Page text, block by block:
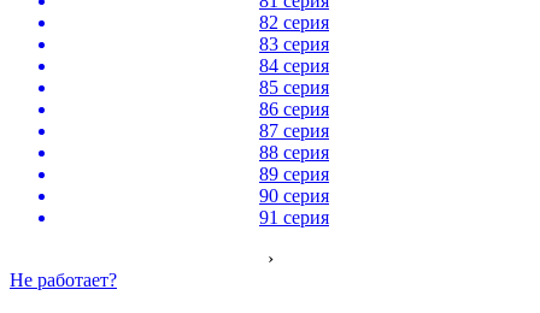
82 серия
83 серия
84 серия
85 серия
86 серия
87 серия
88 серия
89 серия
90 серия
91 серия
›
Не работает?